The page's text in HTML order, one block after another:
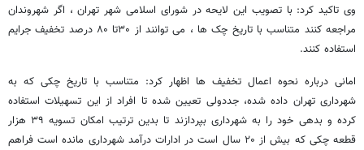
وی تاکید کرد: با تصویب این لایحه در شورای اسلامی شهر تهران ، اگر شهروندان
مراجعه کنند متناسب با تاریخ چک ها ، می توانند از ۳۰تا ۸۰ درصد تخفیف جرایم
استفاده کنند.
امانی درباره نحوه اعمال تخفیف ها اظهار کرد: متناسب با تاریخ چکی که به
شهرداری تهران داده شده، جددولی تعیین شده تا افراد از این تسهیلات استفاده
کرده و بدهی خود را به شهرداری بپردازند تا بدین ترتیب امکان تسویه ۳۹ هزار
قطعه چکی که بیش از ۲۰ سال است در ادارات درآمد شهرداری مانده است فراهم